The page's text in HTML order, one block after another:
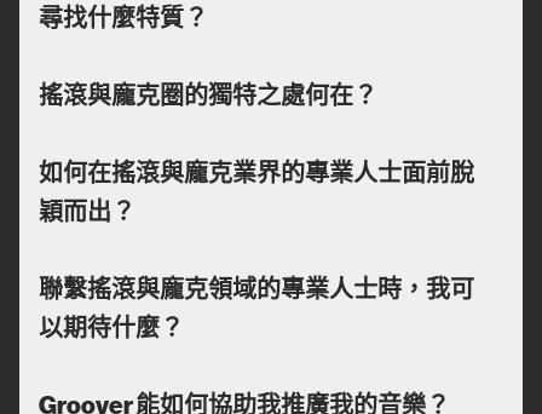
尋找什麼特質？
搖滾與龐克圈的獨特之處何在？
如何在搖滾與龐克業界的專業人士面前脫
穎而出？
聯繫搖滾與龐克領域的專業人士時，我可
以期待什麼？
Groover 能如何協助我推廣我的音樂？